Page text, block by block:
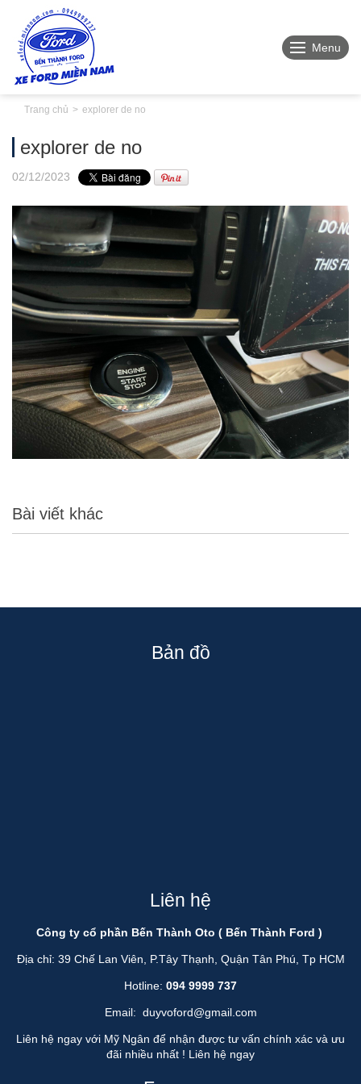
Menu
Trang chủ explorer de no
explorer de no
02/12/2023
Bài viết khác
Bản đồ
Liên hệ
Công ty cổ phần Bến Thành Oto ( Bến Thành Ford )
Địa chỉ: 39 Chế Lan Viên, P.Tây Thạnh, Quận Tân Phú, Tp HCM
Hotline: 094 9999 737
Email: duyvoford@gmail.com
Liên hệ ngay với Mỹ Ngân để nhận được tư vấn chính xác và ưu
đãi nhiều nhất ! Liên hệ ngay